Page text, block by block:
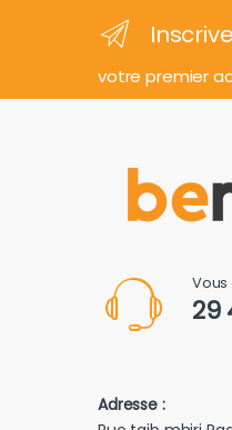
votre premier
29
Adresse :